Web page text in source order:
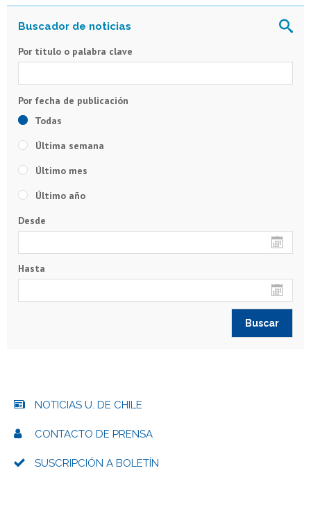
Por título o palabra clave
Todas
Última semana
Último mes
Último año
Desde
Hasta
NOTICIAS U. DE CHILE
CONTACTO DE PRENSA
SUSCRIPCIÓN A BOLETÍN